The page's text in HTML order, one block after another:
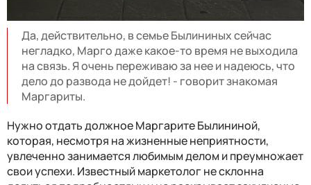
Да, действительно, в семье Былининых сейчас
негладко, Марго даже какое-то время не выходила
на связь. Я очень переживаю за нее и надеюсь, что
дело до развода не дойдет! - говорит знакомая
Маргариты.
Нужно отдать должное Маргарите Былининой,
которая, несмотря на жизненные неприятности,
увлеченно занимается любимым делом и преумножает
свои успехи. Известный маркетолог не склонна